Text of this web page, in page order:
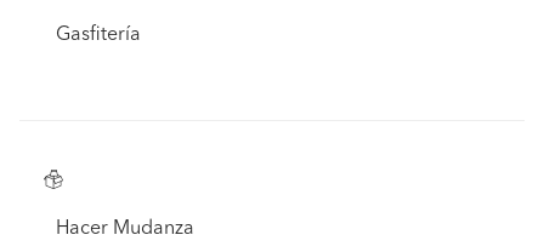
Gasfitería
Hacer Mudanza